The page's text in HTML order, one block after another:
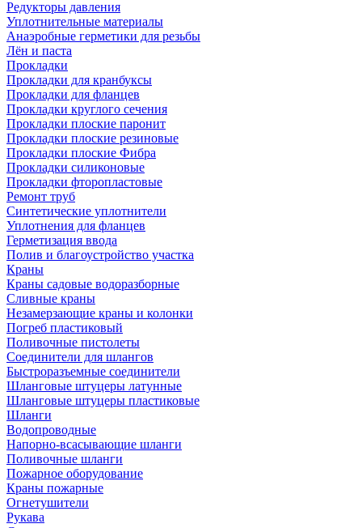
Редукторы давления
Уплотнительные материалы
Анаэробные герметики для резьбы
Лён и паста
Прокладки
Прокладки для кранбуксы
Прокладки для фланцев
Прокладки круглого сечения
Прокладки плоские паронит
Прокладки плоские резиновые
Прокладки плоские Фибра
Прокладки силиконовые
Прокладки фторопластовые
Ремонт труб
Синтетические уплотнители
Уплотнения для фланцев
Герметизация ввода
Полив и благоустройство участка
Краны
Краны садовые водоразборные
Сливные краны
Незамерзающие краны и колонки
Погреб пластиковый
Поливочные пистолеты
Соединители для шлангов
Быстроразъемные соединители
Шланговые штуцеры латунные
Шланговые штуцеры пластиковые
Шланги
Водопроводные
Напорно-всасывающие шланги
Поливочные шланги
Пожарное оборудование
Краны пожарные
Огнетушители
Рукава